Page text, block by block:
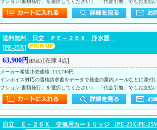
プション:書類発行」を選択してください） 「代金引換」でもお支払
送料無料 日立 ＰＥ－２５Ｘ 浄水器
[PE-25X]
63,900円(税込) [在庫 4点]
メーカー希望小売価格: 113,740円
インボイス対応の適格請求書をデータで発送の案内メールなどに添
プション:書類発行」を選択してください） 「代金引換」でもお支払
日立 Ｅ－２５Ｘ 交換用カートリッジ （PE-25X/PE-